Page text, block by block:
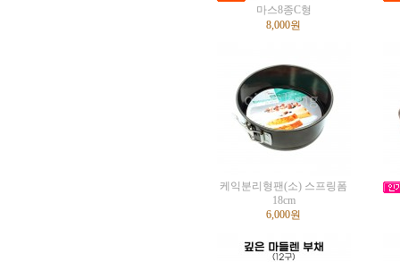
마스8종C형
8,000원
케익분리형팬(소) 스프링폼
18cm
6,000원